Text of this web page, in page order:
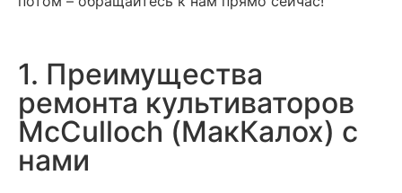
1. Преимущества
ремонта культиваторов
MсCulloch (МакКалох) с
нами